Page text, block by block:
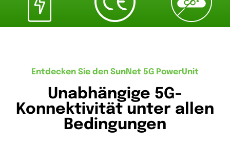
Entdecken Sie den SunNet 5G PowerUnit
Unabhängige 5G-
Konnektivität unter allen
Bedingungen